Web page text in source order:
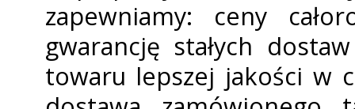
zapewniamy: ceny
gwarancję stałych
towaru lepszej jakości w